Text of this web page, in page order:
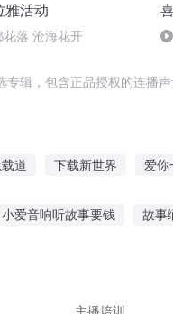
雅活动
花落 沧海花开
辑，包含正品授权的连播
道 下载新世界 爱你
小爱音响听故事要钱 故事
主播培训